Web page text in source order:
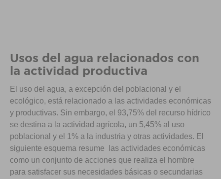
Usos del agua relacionados con
la actividad productiva
El uso del agua, a excepción del poblacional y el
ecológico, está relacionado a las actividades económicas
y productivas. Sin embargo, el 93,75% del recurso hídrico
se destina a la actividad agrícola, un 5,45% al uso
poblacional y el 1% a la industria y otras actividades. El
siguiente esquema resume las actividades económicas
como un conjunto de acciones que realiza el hombre
para satisfacer sus necesidades básicas o secundarias